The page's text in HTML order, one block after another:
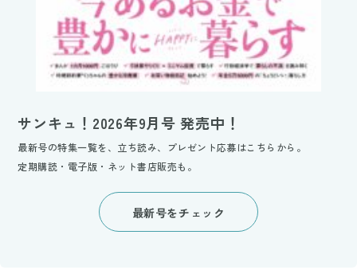
サンキュ！2026年9月号 発売中！
最新号の特集一覧を、立ち読み、プレゼント応募はこちらから。
定期購読・電子版・ネット書店販売も。
最新号をチェック